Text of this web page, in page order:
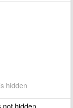
hidden
hidden